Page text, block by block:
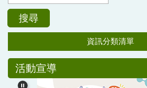
搜尋
資訊分類清單
公務專區
活動宣導